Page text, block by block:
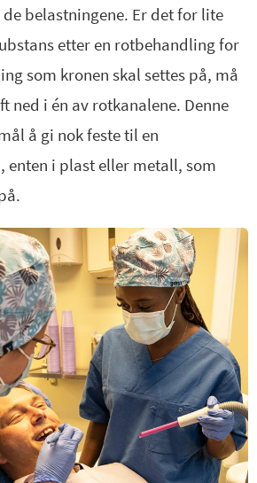
belastningene. Er det for lite
etter en rotbehandling for
som kronen skal settes på, må
ned i én av rotkanalene. Denne
å gi nok feste til en
enten i plast eller metall, som